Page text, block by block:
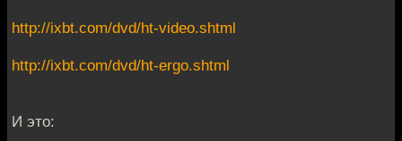
http://ixbt.com/dvd/ht-video.shtml
http://ixbt.com/dvd/ht-ergo.shtml
И это: